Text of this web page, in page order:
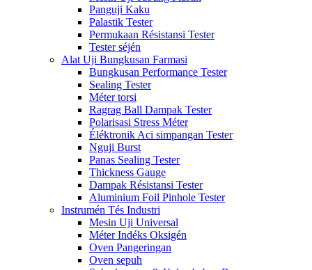
Panguji Kaku
Palastik Tester
Permukaan Résistansi Tester
Tester séjén
Alat Uji Bungkusan Farmasi
Bungkusan Performance Tester
Sealing Tester
Méter torsi
Ragrag Ball Dampak Tester
Polarisasi Stress Méter
Éléktronik Aci simpangan Tester
Nguji Burst
Panas Sealing Tester
Thickness Gauge
Dampak Résistansi Tester
Aluminium Foil Pinhole Tester
Instrumén Tés Industri
Mesin Uji Universal
Méter Indéks Oksigén
Oven Pangeringan
Oven sepuh